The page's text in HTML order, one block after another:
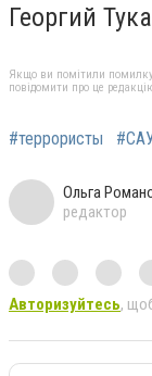
Георгий
Якщо ви помітили помилку,
повідомити про це
#террористы
Ольга
редактор
Авторизуйтесь,